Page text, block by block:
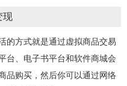
现
的方式就是通过虚拟商品交易
台、电子书平台和软件商城会
品购买，然后你可以通过网络